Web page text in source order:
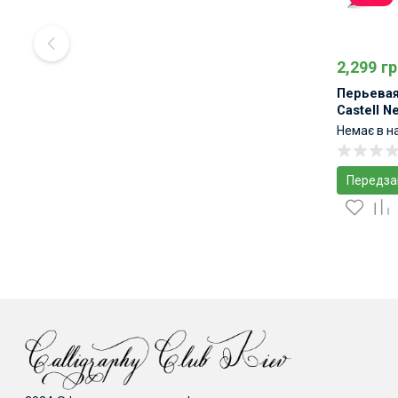
2,299
Castell
Pen
Немає в